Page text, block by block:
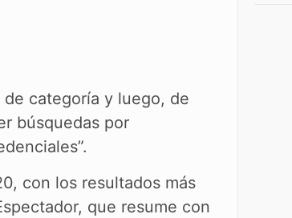
categoría y luego, de
búsquedas por
con los resultados más
que resume con